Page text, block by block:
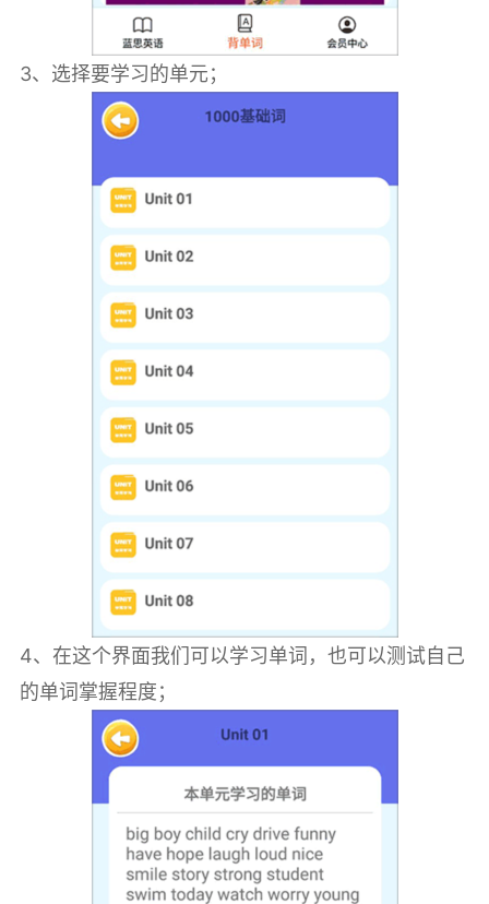
3、选择要学习的单元；
4、在这个界面我们可以学习单词，也可以测试自己
的单词掌握程度；